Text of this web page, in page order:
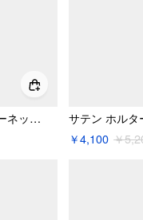
シフォン水玉ホルターネックバックレスマキシドレス
￥4,100 ￥